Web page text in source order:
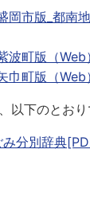
岡市版_都南
波町版（
巾町版（
以下のとおり
分別辞典